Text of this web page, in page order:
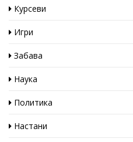
Курсеви
Игри
Забава
Наука
Политика
Настани